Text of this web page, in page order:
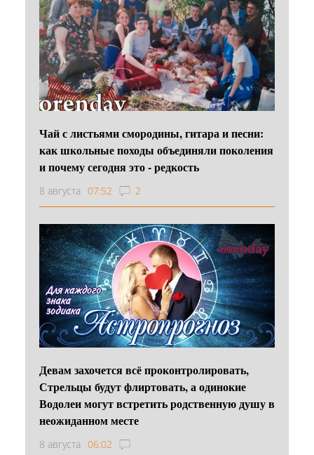
Чай с листьями смородины, гитара и песни:
как школьные походы объединяли поколения
и почему сегодня это - редкость
8 августа 07:52 2
Девам захочется всё проконтролировать,
Стрельцы будут флиртовать, а одинокие
Водолеи могут встретить родственную душу в
неожиданном месте
8 августа 06:02